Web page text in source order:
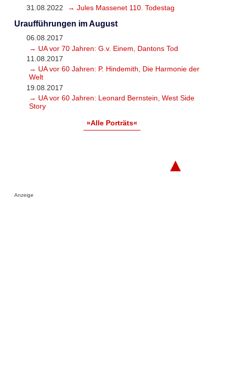
31.08.2022
→ Jules Massenet 110. Todestag
Uraufführungen im August
06.08.2017
→ UA vor 70 Jahren: G.v. Einem, Dantons Tod
11.08.2017
→ UA vor 60 Jahren: P. Hindemith, Die Harmonie der
Welt
19.08.2017
→ UA vor 60 Jahren: Leonard Bernstein, West Side
Story
»Alle Porträts«
▲
Anzeige